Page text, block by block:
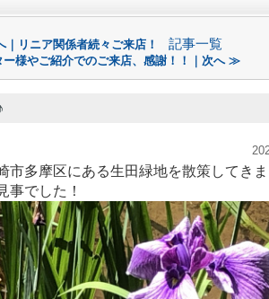
リニア関係者続々ご来店！ 記事一覧
ー様やご紹介でのご来店、感謝！！｜次へ ≫
市多摩区にある生田緑地を散策してき
事でした！